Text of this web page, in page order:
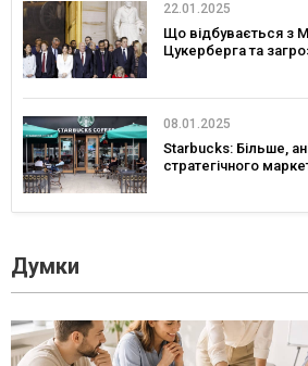
22.01.2025
Що відбувається з
Цукерберга та
08.01.2025
Starbucks: Більше,
стратегічного
Думки